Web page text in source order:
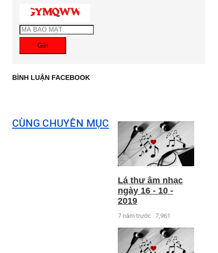
Gửi
BÌNH LUẬN FACEBOOK
CÙNG CHUYÊN MỤC
Lá thư âm nhạc
ngày 16 - 10 -
2019
7 năm trước 7,961